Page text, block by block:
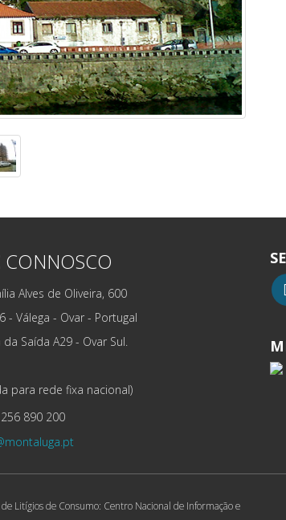
CONNOSCO
Alves de Oliveira, 600
- Válega - Ovar - Portugal
Saída A29 - Ovar Sul.
para rede fixa nacional)
890 200
Litígios de Consumo: Centro Nacional de Informação e